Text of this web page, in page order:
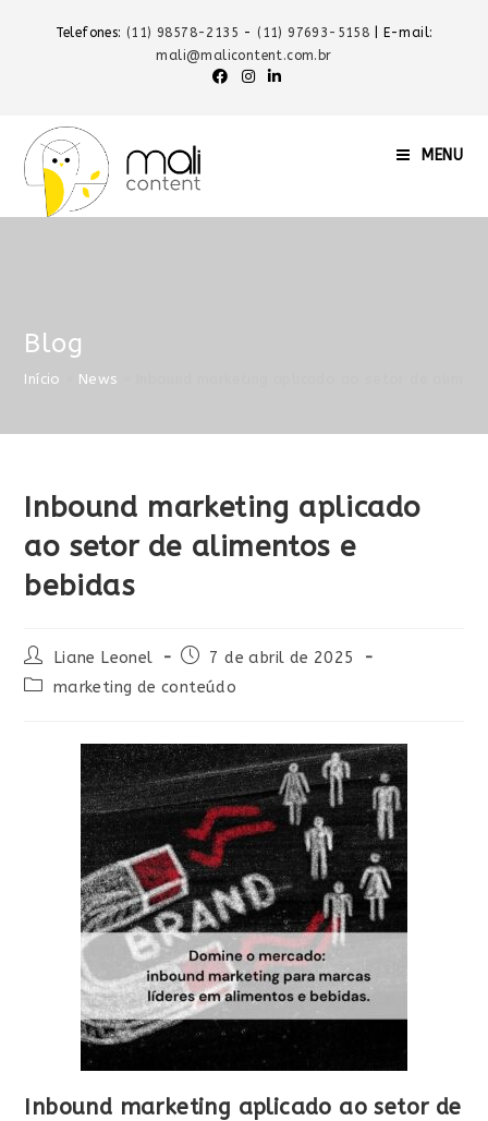
Telefones: (11) 98578-2135 - (11) 97693-5158
| E-mail:
mali@malicontent.com.br
MENU
Blog
Início News
Inbound marketing aplicado
ao setor de alimentos e
bebidas
Liane Leonel
7 de abril de 2025
marketing de conteúdo
Inbound marketing aplicado ao setor de